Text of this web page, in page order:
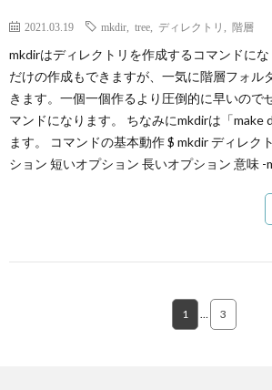
2021.03.19 mkdir tree ディレクトリ 階層
mkdirはディレクトリを作成するコマンドに
だけの作成もできますが、一気に階層フォル
きます。一個一個作るより圧倒的に早いので
マンドになります。 ちなみにmkdirは「make
ます。 コマンドの基本動作 $ mkdir ディレク
ション 短いオプション 長いオプション 意味 -
1 3